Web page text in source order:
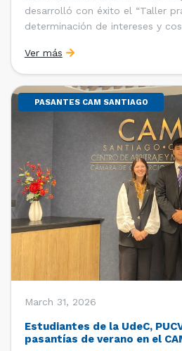
desarrolló con éxito el “Taller
determinación de intereses y
Universidad Católica de Chile y
de la Universidad de Chicago) y
[…]
Ver más
PASANTES CAM SANTIAGO
March 31, 2026
Estudiantes de la UdeC,
pasantías de verano en el